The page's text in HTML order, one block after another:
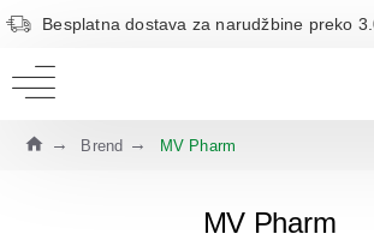
Besplatna dostava za narudžbine preko
Brend MV Pharm
MV Pharm